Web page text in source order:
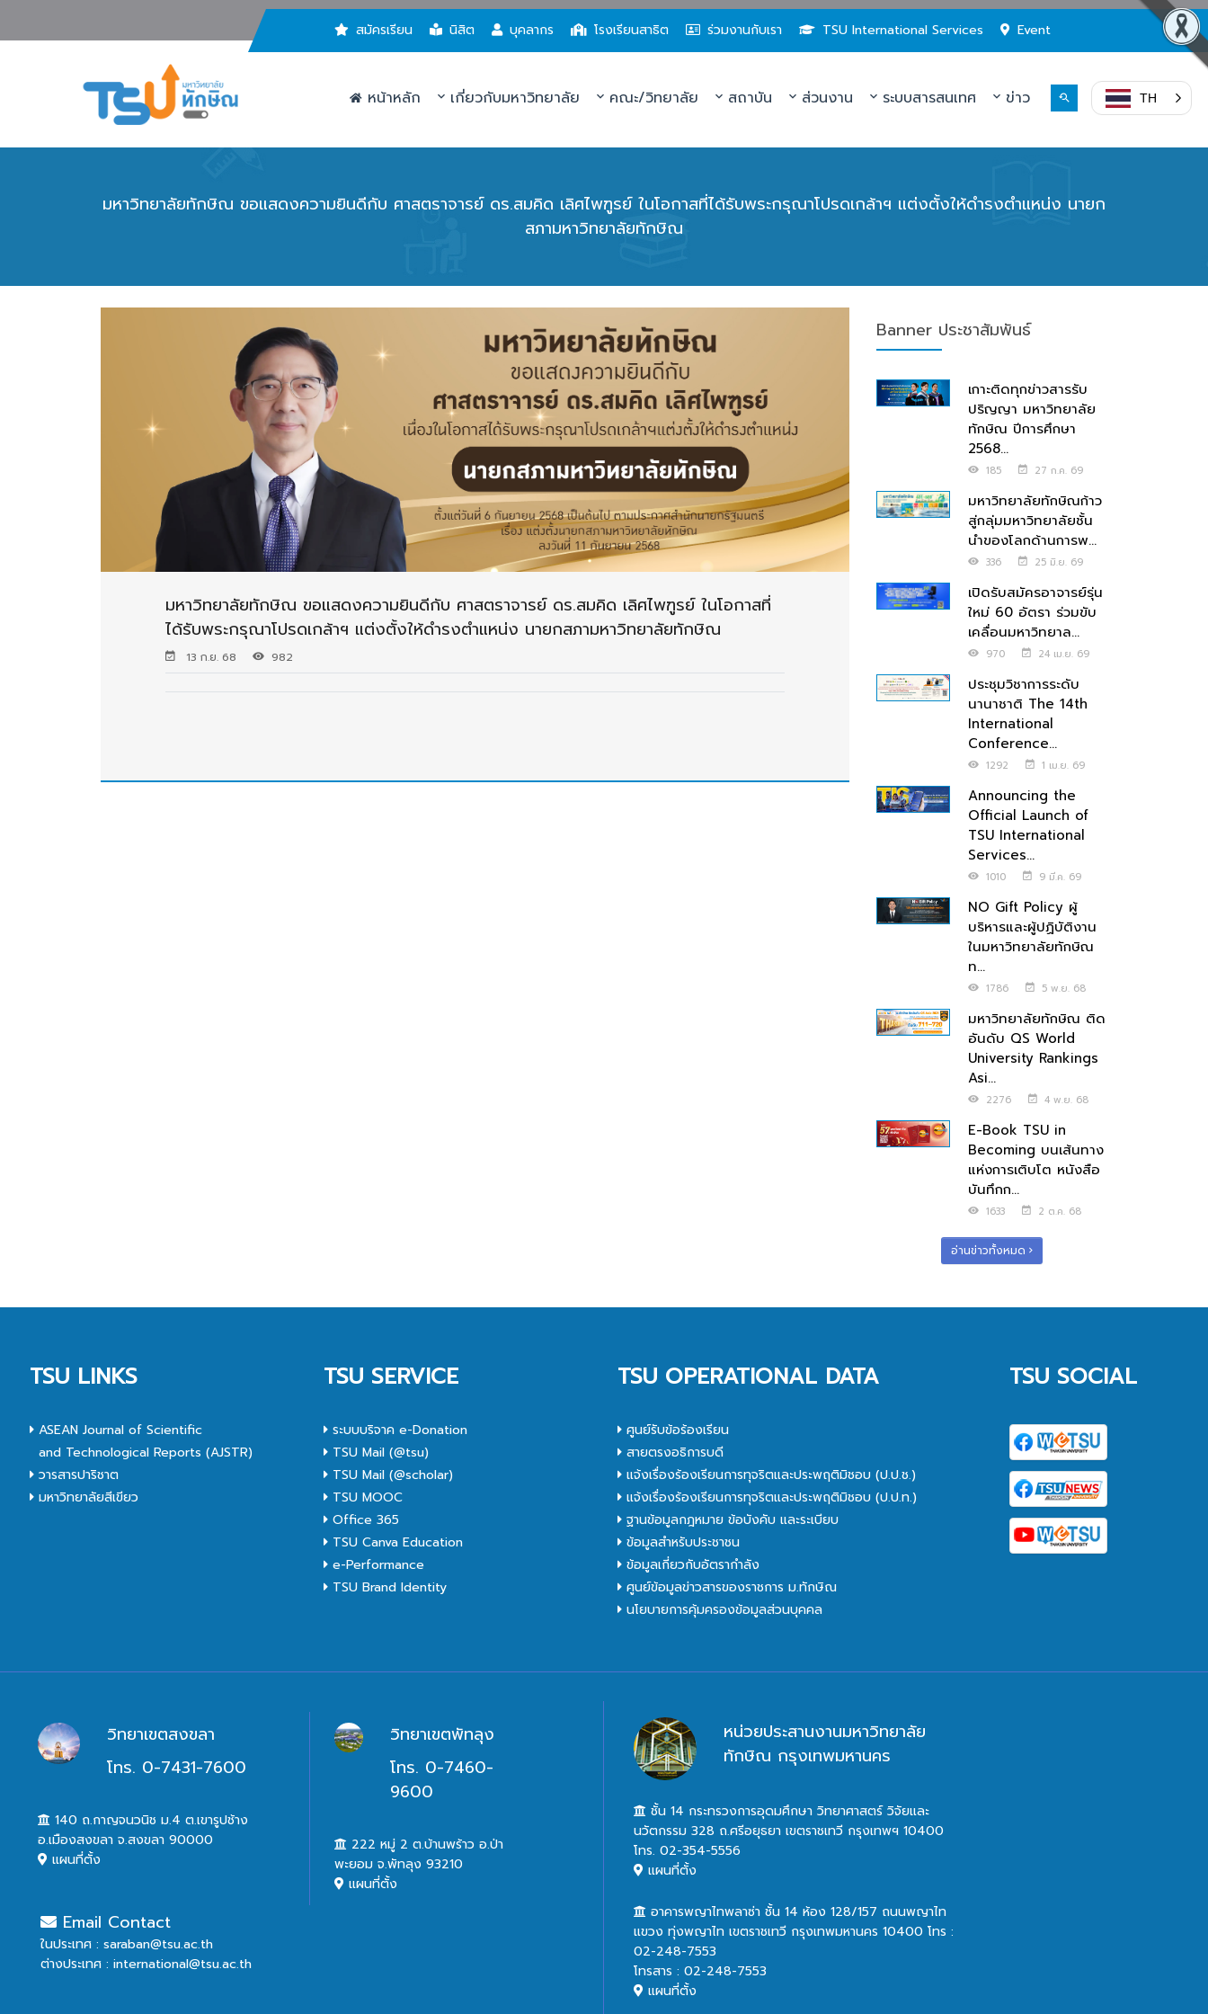
สมัครเรียน นิสิต บุคลากร โรงเรียนสาธิต ร่วมงานกับเรา TSU International Services Event
หน้าหลัก เกี่ยวกับมหาวิทยาลัย คณะ/วิทยาลัย สถาบัน ส่วนงาน ระบบสารสนเทศ ข่าว TH
มหาวิทยาลัยทักษิณ ขอแสดงความยินดีกับ ศาสตราจารย์ ดร.สมคิด เลิศไพฑูรย์ ในโอกาสที่ได้รับพระกรุณาโปรดเกล้าฯ แต่งตั้งให้ดำรงตำแหน่ง นายก
สภามหาวิทยาลัยทักษิณ
มหาวิทยาลัยทักษิณ ขอแสดงความยินดีกับ ศาสตราจารย์ ดร.สมคิด เลิศไพฑูรย์ ในโอกาสที่
ได้รับพระกรุณาโปรดเกล้าฯ แต่งตั้งให้ดำรงตำแหน่ง นายกสภามหาวิทยาลัยทักษิณ
13 ก.ย. 68 982
Banner ประชาสัมพันธ์
เกาะติดทุกข่าวสารรับ
ปริญญา มหาวิทยาลัย
ทักษิณ ปีการศึกษา
2568...
185 27 ก.ค. 69
มหาวิทยาลัยทักษิณก้าว
สู่กลุ่มมหาวิทยาลัยชั้น
นำของโลกด้านการพ...
336 25 มิ.ย. 69
เปิดรับสมัครอาจารย์รุ่น
ใหม่ 60 อัตรา ร่วมขับ
เคลื่อนมหาวิทยาล...
970 24 เม.ย. 69
ประชุมวิชาการระดับ
นานาชาติ The 14th
International
Conference...
1292 1 เม.ย. 69
Announcing the
Official Launch of
TSU International
Services...
1010 9 มี.ค. 69
NO Gift Policy ผู้
บริหารและผู้ปฏิบัติงาน
ในมหาวิทยาลัยทักษิณ
ท...
1786 5 พ.ย. 68
มหาวิทยาลัยทักษิณ ติด
อันดับ QS World
University Rankings
Asi...
2276 4 พ.ย. 68
E-Book TSU in
Becoming บนเส้นทาง
แห่งการเติบโต หนังสือ
บันทึกก...
1633 2 ต.ค. 68
อ่านข่าวทั้งหมด
TSU LINKS
ASEAN Journal of Scientific
and Technological Reports (AJSTR)
วารสารปาริชาต
มหาวิทยาลัยสีเขียว
TSU SERVICE
ระบบบริจาค e-Donation
TSU Mail (@tsu)
TSU Mail (@scholar)
TSU MOOC
Office 365
TSU Canva Education
e-Performance
TSU Brand Identity
TSU OPERATIONAL DATA
ศูนย์รับข้อร้องเรียน
สายตรงอธิการบดี
แจ้งเรื่องร้องเรียนการทุจริตและประพฤติมิชอบ (ป.ป.ช.)
แจ้งเรื่องร้องเรียนการทุจริตและประพฤติมิชอบ (ป.ป.ท.)
ฐานข้อมูลกฎหมาย ข้อบังคับ และระเบียบ
ข้อมูลสำหรับประชาชน
ข้อมูลเกี่ยวกับอัตรากำลัง
ศูนย์ข้อมูลข่าวสารของราชการ ม.ทักษิณ
นโยบายการคุ้มครองข้อมูลส่วนบุคคล
TSU SOCIAL
วิทยาเขตสงขลา
โทร. 0-7431-7600
140 ถ.กาญจนวนิช ม.4 ต.เขารูปช้าง
อ.เมืองสงขลา จ.สงขลา 90000
แผนที่ตั้ง
วิทยาเขตพัทลุง
โทร. 0-7460-
9600
222 หมู่ 2 ต.บ้านพร้าว อ.ป่า
พะยอม จ.พัทลุง 93210
แผนที่ตั้ง
Email Contact
ในประเทศ : saraban@tsu.ac.th
ต่างประเทศ : international@tsu.ac.th
หน่วยประสานงานมหาวิทยาลัย
ทักษิณ กรุงเทพมหานคร
ชั้น 14 กระทรวงการอุดมศึกษา วิทยาศาสตร์ วิจัยและ
นวัตกรรม 328 ถ.ศรีอยุธยา เขตราชเทวี กรุงเทพฯ 10400
โทร. 02-354-5556
แผนที่ตั้ง
อาคารพญาไทพลาซ่า ชั้น 14 ห้อง 128/157 ถนนพญาไท
แขวง ทุ่งพญาไท เขตราชเทวี กรุงเทพมหานคร 10400 โทร :
02-248-7553
โทรสาร : 02-248-7553
แผนที่ตั้ง